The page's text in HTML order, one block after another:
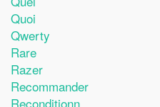
Quoi
Qwerty
Rare
Razer
Recommander
Reconditionn